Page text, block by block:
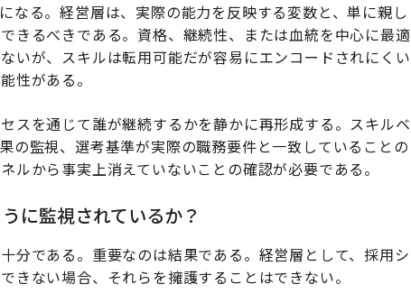
なる。経営層は、実際の能力を反映する変数と、単に親し
きるべきである。資格、継続性、または血統を中心に最適
いが、スキルは転用可能だが容易にエンコードされにくい
性がある。
スを通じて誰が継続するかを静かに再形成する。スキルベ
の監視、選考基準が実際の職務要件と一致していることの
から事実上消えていないことの確認が必要である。
に監視されているか？
分である。重要なのは結果である。経営層として、採用シ
きない場合、それらを擁護することはできない。